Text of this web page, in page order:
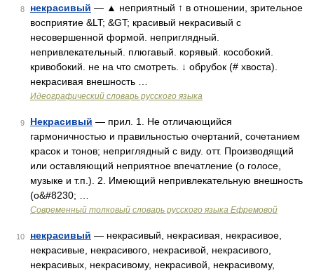
8 некрасивый — ▲ неприятный ↑ в отношении, зрительное
восприятие &LT; &GT; красивый некрасивый с
несовершенной формой. неприглядный.
непривлекательный. плюгавый. корявый. кособокий.
кривобокий. не на что смотреть. ↓ обрубок (# хвоста).
некрасивая внешность …
Идеографический словарь русского языка
9 Некрасивый — прил. 1. Не отличающийся
гармоничностью и правильностью очертаний, сочетанием
красок и тонов; неприглядный с виду. отт. Производящий
или оставляющий неприятное впечатление (о голосе,
музыке и т.п.). 2. Имеющий непривлекательную внешность
(о&#8230; …
Современный толковый словарь русского языка Ефремовой
10 некрасивый — некрасивый, некрасивая, некрасивое,
некрасивые, некрасивого, некрасивой, некрасивого,
некрасивых, некрасивому, некрасивой, некрасивому,